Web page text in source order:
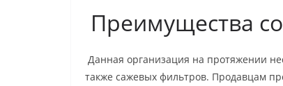
Преимущества
Данная организация на протяжении
также сажевых фильтров. Продавцам